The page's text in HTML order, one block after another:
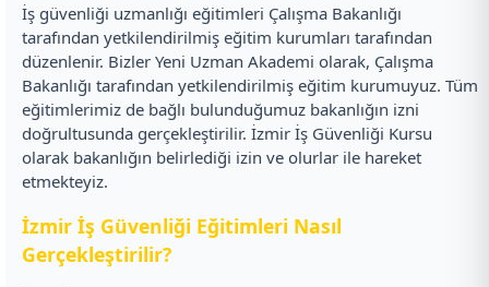
İş güvenliği uzmanlığı eğitimleri Çalışma Bakanlığı
tarafından yetkilendirilmiş eğitim kurumları tarafından
düzenlenir. Bizler Yeni Uzman Akademi olarak, Çalışma
Bakanlığı tarafından yetkilendirilmiş eğitim kurumuyuz. Tüm
eğitimlerimiz de bağlı bulunduğumuz bakanlığın izni
doğrultusunda gerçekleştirilir. İzmir İş Güvenliği Kursu
olarak bakanlığın belirlediği izin ve olurlar ile hareket
etmekteyiz.
İzmir İş Güvenliği Eğitimleri Nasıl
Gerçekleştirilir?